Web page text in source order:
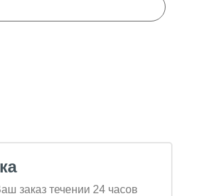
заказ течении 24 часов